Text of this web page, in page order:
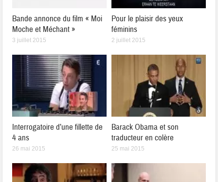
Bande annonce du film « Moi
Moche et Méchant »
3 juillet 2015
Pour le plaisir des yeux
féminins
2 juillet 2015
Interrogatoire d’une fillette de
4 ans
26 mai 2015
Barack Obama et son
traducteur en colère
25 mai 2015